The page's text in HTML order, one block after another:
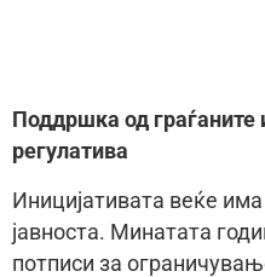
Поддршка од граѓаните
регулатива
Иницијативата веќе
јавноста. Минатата
потписи за